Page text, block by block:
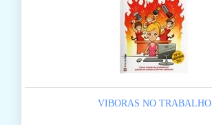
VIBORAS NO TRABALHO